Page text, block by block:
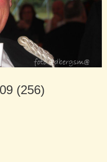
(256)